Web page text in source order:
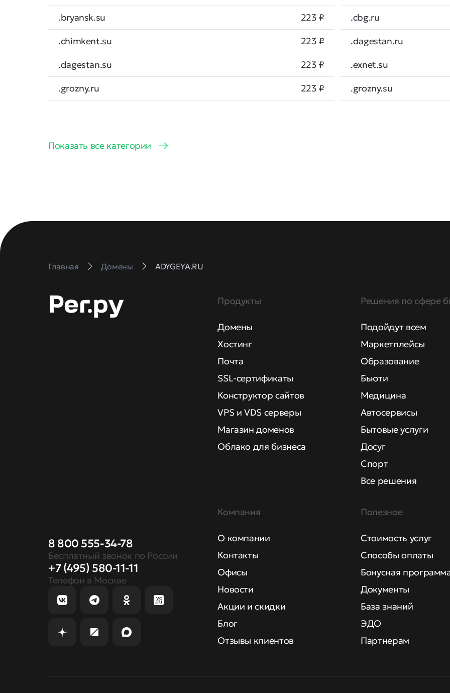
.bryansk.su 223 ₽ .cbg.ru
.chimkent.su 223 ₽ .dagestan.ru
.dagestan.su 223 ₽ .exnet.su
.grozny.ru 223 ₽ .grozny.su
Показать все категории
Главная Домены ADYGEYA.RU
8 800 555-34-78
Бесплатный звонок по России
+7 (495) 580-11-11
Телефон в Москве
Продукты
Домены
Хостинг
Почта
SSL-сертификаты
Конструктор сайтов
VPS и VDS серверы
Магазин доменов
Облако для бизнеса
Решения по сфере
Подойдут всем
Маркетплейсы
Образование
Бьюти
Медицина
Автосервисы
Бытовые услуги
Досуг
Спорт
Все решения
Компания
О компании
Контакты
Офисы
Новости
Акции и скидки
Блог
Отзывы клиентов
Полезное
Стоимость услуг
Способы оплаты
Бонусная
Документы
База знаний
ЭДО
Партнерам